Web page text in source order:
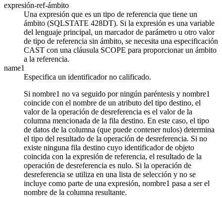
expresión-ref-ámbito
Una expresión que es un tipo de referencia que tiene un
ámbito (SQLSTATE 428DT). Si la expresión es una variable
del lenguaje principal, un marcador de parámetro u otro valor
de tipo de referencia sin ámbito, se necesita una especificación
CAST con una cláusula SCOPE para proporcionar un ámbito
a la referencia.
name1
Especifica un identificador no calificado.
Si nombre1 no va seguido por ningún paréntesis y nombre1
coincide con el nombre de un atributo del tipo destino, el
valor de la operación de desreferencia es el valor de la
columna mencionada de la fila destino. En este caso, el tipo
de datos de la columna (que puede contener nulos) determina
el tipo del resultado de la operación de desreferencia. Si no
existe ninguna fila destino cuyo identificador de objeto
coincida con la expresión de referencia, el resultado de la
operación de desreferencia es nulo. Si la operación de
desreferencia se utiliza en una lista de selección y no se
incluye como parte de una expresión, nombre1 pasa a ser el
nombre de la columna resultante.